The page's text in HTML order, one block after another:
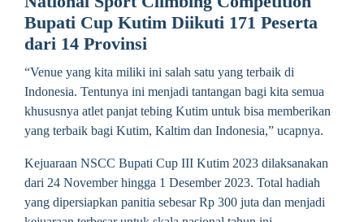
Bupati Cup Kutim Diikuti 171 Peserta
dari 14 Provinsi
“Venue yang kita miliki ini salah satu yang terbaik di
Indonesia. Tentunya ini menjadi tantangan bagi kita semua
khususnya atlet panjat tebing Kutim untuk bisa memberikan
yang terbaik bagi Kutim, Kaltim dan Indonesia,” ucapnya.
Kejuaraan NSCC Bupati Cup III Kutim 2023 dilaksanakan
dari 24 November hingga 1 Desember 2023. Total hadiah
yang dipersiapkan panitia sebesar Rp 300 juta dan menjadi